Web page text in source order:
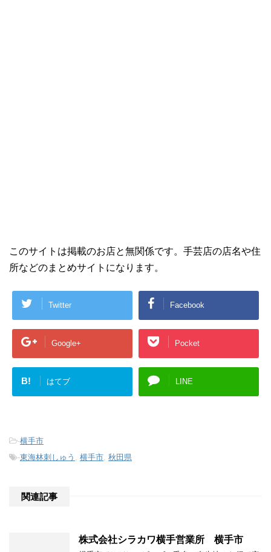
このサイトは掲載のお店と無関係です。手芸店の店名や住
所などのまとめサイトになります。
Twitter Facebook
Google+ Pocket
B! はてブ LINE
-横手市
-東海林刺しゅう 横手市 秋田県
関連記事
株式会社シラカワ横手営業所 横手市